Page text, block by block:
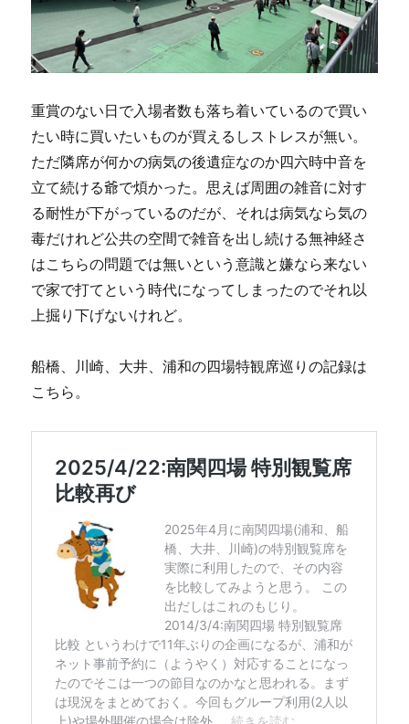
重賞のない日で入場者数も落ち着いているので買い
たい時に買いたいものが買えるしストレスが無い。
ただ隣席が何かの病気の後遺症なのか四六時中音を
立て続ける爺で煩かった。思えば周囲の雑音に対す
る耐性が下がっているのだが、それは病気なら気の
毒だけれど公共の空間で雑音を出し続ける無神経さ
はこちらの問題では無いという意識と嫌なら来ない
で家で打てという時代になってしまったのでそれ以
上掘り下げないけれど。
船橋、川崎、大井、浦和の四場特観席巡りの記録は
こちら。